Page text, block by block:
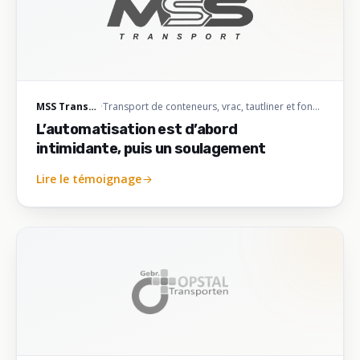
MSS Transport · Transport de conteneurs, vrac, tautliner et fond mouvant
L’automatisation est d’abord
intimidante, puis un soulagement
Lire le témoignage